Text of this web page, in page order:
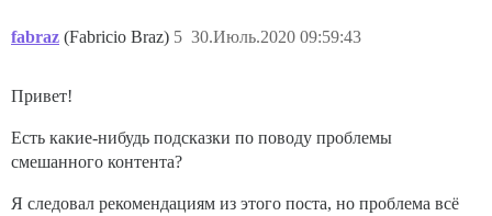
fabraz (Fabricio Braz) 30.Июль.2020 09:59:43
5
Привет!
Есть какие-нибудь подсказки по поводу проблемы
смешанного контента?
Я следовал рекомендациям из этого поста, но проблема всё